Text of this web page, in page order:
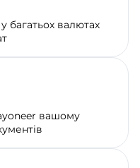
багатьох валютах
вашому